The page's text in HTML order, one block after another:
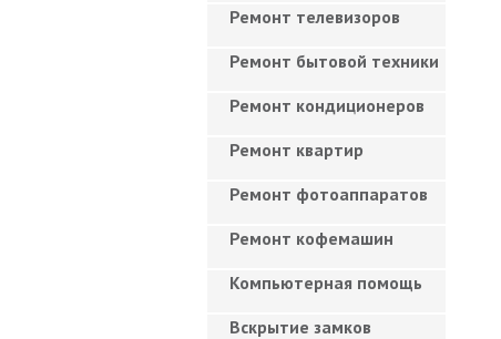
Ремонт телевизоров
Ремонт бытовой техники
Ремонт кондиционеров
Ремонт квартир
Ремонт фотоаппаратов
Ремонт кофемашин
Компьютерная помощь
Вскрытие замков